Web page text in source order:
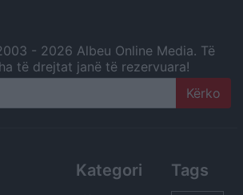
- 2026 Albeu Online Media. Të
të drejtat janë të rezervuara!
Kategori Tags